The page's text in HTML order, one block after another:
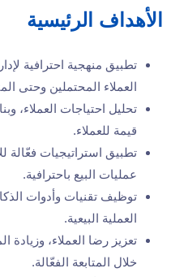
الأهداف الرئيسية
تطبيق منهجية احترافية
العملاء المحتملين وحتى
تحليل احتياجات العملاء،
قيمة للعملاء.
تطبيق استراتيجيات فعّالة
عمليات البيع باحترافية.
توظيف تقنيات وأدوات
العملية البيعية.
تعزيز رضا العملاء، وزيادة
خلال المتابعة الفعّالة.